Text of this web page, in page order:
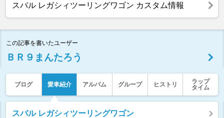
スバル レガシィツーリングワゴン カスタム情報
この記事を書いたユーザー
ＢＲ９まんたろう
ブログ 愛車紹介 アルバム グループ ヒストリ
ラップ
タイム
スバル レガシィツーリングワゴン